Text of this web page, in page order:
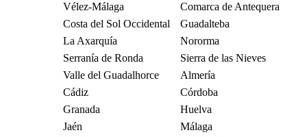
Vélez-Málaga
Comarca de Antequera
Costa del Sol Occidental
Guadalteba
La Axarquía
Nororma
Serranía de Ronda
Sierra de las Nieves
Valle del Guadalhorce
Almería
Cádiz
Córdoba
Granada
Huelva
Jaén
Málaga